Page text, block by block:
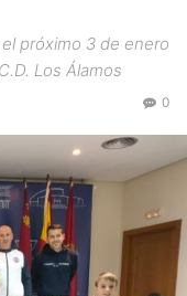
próximo 3 de enero
Los Álamos
0